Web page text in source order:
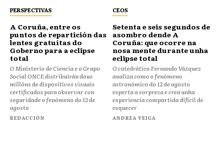
PERSPECTIVAS
⁠⁠A Coruña, entre os
puntos de repartición das
lentes gratuítas do
Goberno para a eclipse
total
O Ministerio de Ciencia e o Grupo
Social ONCE distribuirán dous
millóns de dispositivos visuais
certificados para observar con
seguridade o fenómeno do 12 de
agosto
REDACCIÓN
CEOS
Setenta e seis segundos de
asombro dende A
Coruña: que ocorre na
nosa mente durante unha
eclipse total
O catedrático Fernando Vázquez
analiza como o fenómeno
astronómico do 12 de agosto
esperta a sorpresa e crea unha
experiencia compartida difícil de
esquecer
ANDREA VEIGA